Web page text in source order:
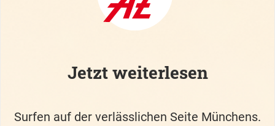
Jetzt weiterlesen
Surfen auf der verlässlichen Seite Münchens.